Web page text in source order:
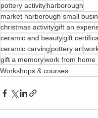
pottery activityharborough
market harborough small
christmas activitygift an
ceramic and beautygift
ceramic carving pottery art
gift a memorywork from home
Workshops & courses